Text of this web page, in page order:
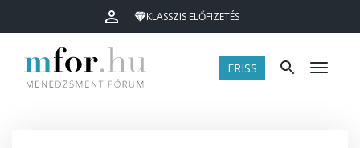
KLASSZIS ELŐFIZETÉS
FRISS Menü